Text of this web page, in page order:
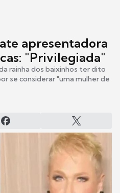
apresentadora
"Privilegiada"
rainha dos baixinhos ter dito
se considerar "uma mulher de